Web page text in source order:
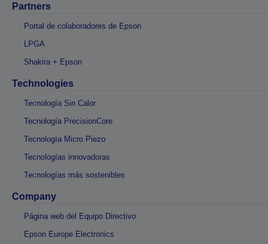
Partners
Portal de colaboradores de Epson
LPGA
Shakira + Epson
Technologies
Tecnología Sin Calor
Tecnología PrecisionCore
Tecnología Micro Piezo
Tecnologías innovadoras
Tecnologías más sostenibles
Company
Página web del Equipo Directivo
Epson Europe Electronics